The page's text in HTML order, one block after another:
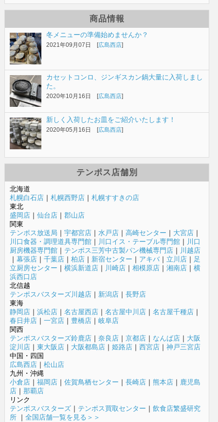
商品情報
冬メニューの準備始めませんか？
2021年09月07日 [広島西店]
カセットコンロ、ジンギスカン鍋大量に入荷しまし
た。
2020年10月16日 [広島西店]
新しく入荷したお皿をご紹介いたします！
2020年05月16日 [広島西店]
テンポス店舗別
北海道
札幌白石店｜ 札幌西野店｜ 札幌すすきの店
東北
盛岡店｜ 仙台店｜ 郡山店
関東
テンポス放送局 ｜ 宇都宮店｜ 水戸店｜ 高崎センター ｜ 大宮店｜
川口食器・調理道具専門館｜ 川口イス・テーブル専門館｜ 川口
厨房機器専門館｜ テンポス三芳中古製パン機械専門店｜ 川越店
｜ 幕張店｜ 千葉店｜ 柏店｜ 新宿センター ｜ アキバ｜ 立川店｜ 足
立厨房センター ｜ 横浜新道店｜ 川崎店｜ 相模原店｜ 湘南店｜ 横
浜西口店
北信越
テンポスバスターズ川越店｜ 新潟店｜ 長野店
東海
静岡店｜ 浜松店｜ 名古屋西店｜ 名古屋中川店｜ 名古屋千種店｜
春日井店｜ 一宮店｜ 豊橋店｜ 岐阜店
関西
テンポスバスターズ鈴鹿店｜ 奈良店｜ 京都店｜ なんば店｜ 大阪
淀川店｜ 東大阪店｜ 大阪都島店｜ 姫路店｜ 西宮店｜ 神戸三宮店
中国・四国
広島西店｜ 松山店
九州・沖縄
小倉店｜ 福岡店｜ 佐賀鳥栖センター ｜ 長崎店｜ 熊本店｜ 鹿児島
店｜ 那覇店
リンク
テンポスバスターズ｜ テンポス買取センター ｜ 飲食店繁盛研究
所｜ 全国店舗一覧を見る＞＞